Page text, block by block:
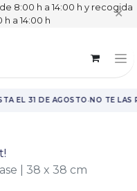
8:00 h a 14:00 h y recogida
a 14:00 h
✕
EL 31 DE AGOSTO·NO TE LAS
| 38 x 38 cm